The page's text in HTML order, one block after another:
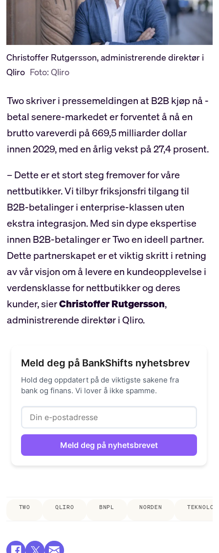
Christoffer Rutgersson, administrerende direktør i
Qliro Foto: Qliro
Two skriver i pressemeldingen at B2B kjøp nå -
betal senere-markedet er forventet å nå en
brutto vareverdi på 669,5 milliarder dollar
innen 2029, med en årlig vekst på 27,4 prosent.
– Dette er et stort steg fremover for våre
nettbutikker. Vi tilbyr friksjonsfri tilgang til
B2B-betalinger i enterprise-klassen uten
ekstra integrasjon. Med sin dype ekspertise
innen B2B-betalinger er Two en ideell partner.
Dette partnerskapet er et viktig skritt i retning
av vår visjon om å levere en kundeopplevelse i
verdensklasse for nettbutikker og deres
kunder, sierChristoffer Rutgersson,
administrerende direktør i Qliro.
Meld deg på BankShifts nyhetsbrev
Hold deg oppdatert på de viktigste sakene fra
bank og finans. Vi lover å ikke spamme.
TWO QLIRO BNPL NORDEN